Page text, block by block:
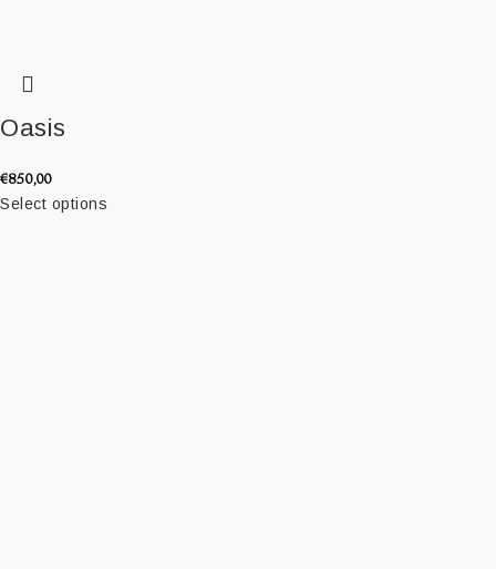
Oasis
€850,00
Select options